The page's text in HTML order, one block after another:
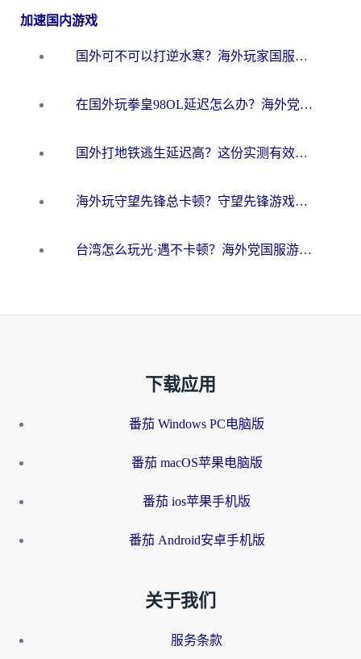
加速国内游戏
国外可不可以打逆水寒？海外玩家国服畅玩终极指南（附漫威荒野乱斗加速方案）
在国外玩拳皇98OL延迟怎么办？海外党亲测有效的低延迟指南
国外打地铁逃生延迟高？这份实测有效的低延迟指南帮你吃鸡
海外玩守望先锋总卡顿？守望先锋游戏加速器在哪里买&避坑指南（附欧洲非洲游戏实测）
台湾怎么玩光·遇不卡顿？海外党国服游戏加速终极攻略（附实测体验）
下载应用
番茄 Windows PC电脑版
番茄 macOS苹果电脑版
番茄 ios苹果手机版
番茄 Android安卓手机版
关于我们
服务条款